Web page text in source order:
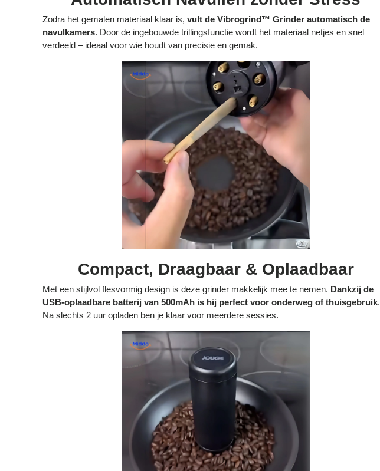
Zodra het gemalen materiaal klaar is, vult de Vibrogrind™ Grinder automatisch de
navulkamers. Door de ingebouwde trillingsfunctie wordt het materiaal netjes en snel
verdeeld – ideaal voor wie houdt van precisie en gemak.
Compact, Draagbaar & Oplaadbaar
Met een stijlvol flesvormig design is deze grinder makkelijk mee te nemen. Dankzij de
USB-oplaadbare batterij van 500mAh is hij perfect voor onderweg of thuisgebruik.
Na slechts 2 uur opladen ben je klaar voor meerdere sessies.